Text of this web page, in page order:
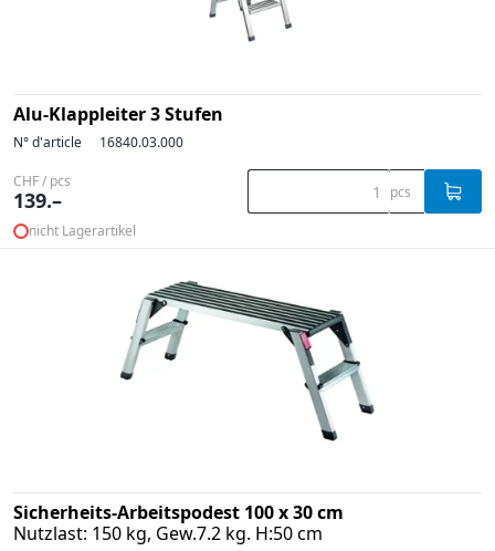
Alu-Klappleiter 3 Stufen
N° d'article 16840.03.000
CHF / pcs
139.– pcs
nicht Lagerartikel
Sicherheits-Arbeitspodest 100 x 30 cm
Nutzlast: 150 kg, Gew.7.2 kg. H:50 cm